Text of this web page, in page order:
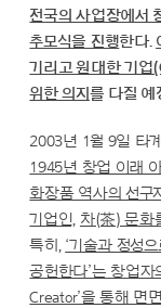
전국의 사업장에서
추모식을 진행한다.
기리고 원대한 기
위한 의지 를 다질 예
2003년 1월 9일 타
1945년 창업 이래
화장품 역사의 선구
기업인, 차(茶) 문화
특히, ‘기술과 정성
공헌한다’는 창업자
Creator’을 통해 면